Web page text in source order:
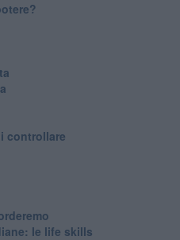
controllare
le life skills